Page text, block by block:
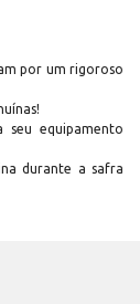
por um rigoroso
seu equipamento
durante a safra